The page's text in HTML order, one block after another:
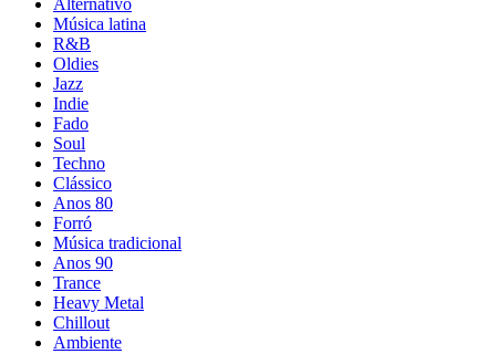
Alternativo
Música latina
R&B
Oldies
Jazz
Indie
Fado
Soul
Techno
Clássico
Anos 80
Forró
Música tradicional
Anos 90
Trance
Heavy Metal
Chillout
Ambiente